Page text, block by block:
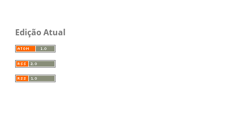
Edição Atual